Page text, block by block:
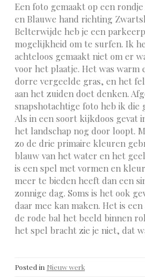
Een foto gemaakt op een
en Blauwe hand richting
Belterwijde heb je een
mogelijkheid om te surfen. Ik
achteloos gemaakt niet om er
voor het plaatje. Het was warm
dorre vergeelde gras, en het
aan het zuiden doet denken.
snapshotachtige foto heb ik die
Als in een soort kijkdoos gevat
het landschap nog door loopt.
zo de drie primaire kleuren
blauw van het water en het
is een spel met vormen en
meer te bieden heeft dan een
zonnige dag. Soms is het ook
daar mee kan maken. Het is
de rode bal het beeld binnen
het spel bracht zie je niet, dat
Posted in Nieuw werk